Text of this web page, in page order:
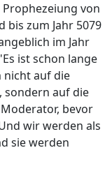
von
bis zum Jahr 5079
im Jahr
ist schon lange
nicht auf die
sondern auf die
bevor
wir werden als
sie werden